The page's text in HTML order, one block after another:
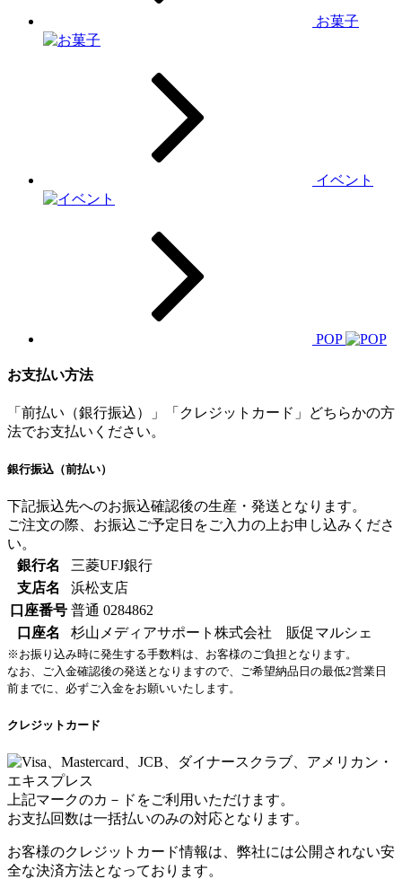
お菓子
イベント
POP
お支払い方法
「前払い（銀行振込）」「クレジットカード」どちらかの方
法でお支払いください。
銀行振込（前払い）
下記振込先へのお振込確認後の生産・発送となります。
ご注文の際、お振込ご予定日をご入力の上お申し込みくださ
い。
銀行名
三菱UFJ銀行
支店名
浜松支店
口座番号 普通 0284862
口座名
杉山メディアサポート株式会社 販促マルシェ
※お振り込み時に発生する手数料は、お客様のご負担となります。
なお、ご入金確認後の発送となりますので、ご希望納品日の最低2営業日
前までに、必ずご入金をお願いいたします。
クレジットカード
上記マークのカ－ドをご利用いただけます。
お支払回数は一括払いのみの対応となります。
お客様のクレジットカード情報は、弊社には公開されない安
全な決済方法となっております。